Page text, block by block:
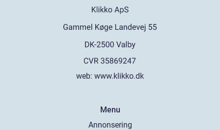
web: www.klikko.dk
Menu
Annonsering